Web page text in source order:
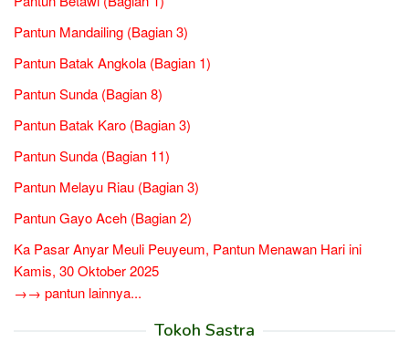
Pantun Mandailing (Bagian 3)
Pantun Batak Angkola (Bagian 1)
Pantun Sunda (Bagian 8)
Pantun Batak Karo (Bagian 3)
Pantun Sunda (Bagian 11)
Pantun Melayu Riau (Bagian 3)
Pantun Gayo Aceh (Bagian 2)
Ka Pasar Anyar Meuli Peuyeum, Pantun Menawan Hari ini
Kamis, 30 Oktober 2025
→→ pantun lainnya...
Tokoh Sastra